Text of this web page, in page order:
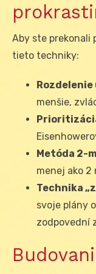
Aby ste prekonali
tieto techniky:
Rozdelenie
menšie,
Metóda 2-
menej ako
Technika
svoje plány
zodpovední